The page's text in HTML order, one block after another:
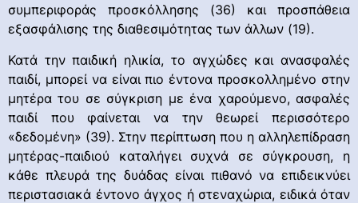
συμπεριφοράς προσκόλλησης (36) και προσπάθεια
εξασφάλισης της διαθεσιμότητας των άλλων (19).
Κατά την παιδική ηλικία, το αγχώδες και ανασφαλές
παιδί, μπορεί να είναι πιο έντονα προσκολλημένο στην
μητέρα του σε σύγκριση με ένα χαρούμενο, ασφαλές
παιδί που φαίνεται να την θεωρεί περισσότερο
«δεδομένη» (39). Στην περίπτωση που η αλληλεπίδραση
μητέρας-παιδιού καταλήγει συχνά σε σύγκρουση, η
κάθε πλευρά της δυάδας είναι πιθανό να επιδεικνύει
περιστασιακά έντονο άγχος ή στεναχώρια, ειδικά όταν